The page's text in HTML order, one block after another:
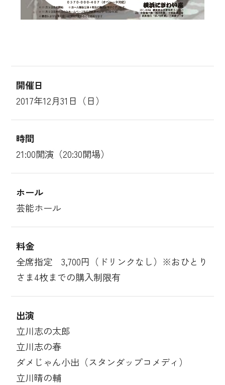
開催日
2017年12月31日（日）
時間
21:00開演（20:30開場）
ホール
芸能ホール
料金
全席指定 3,700円（ドリンクなし）※おひとり
さま4枚までの購入制限有
出演
立川志の太郎
立川志の春
ダメじゃん小出（スタンダップコメディ）
立川晴の輔